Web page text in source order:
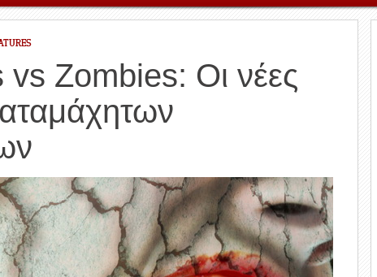
Zombies: Οι νέες